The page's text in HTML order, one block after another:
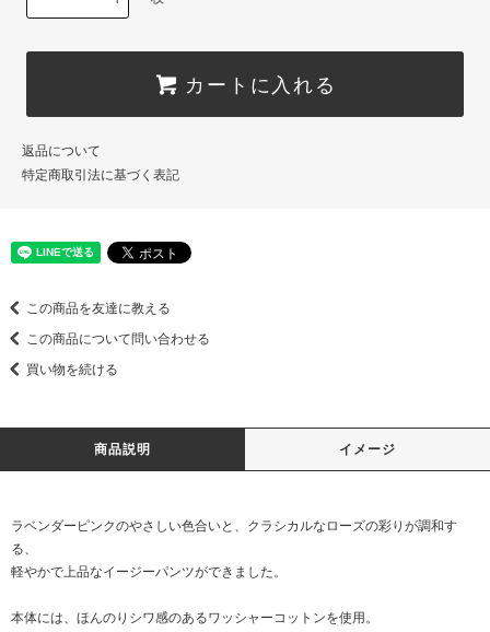
カートに入れる
返品について
特定商取引法に基づく表記
この商品を友達に教える
この商品について問い合わせる
買い物を続ける
商品説明 イメージ
ラベンダーピンクのやさしい色合いと、クラシカルなローズの彩りが調和す
る、
軽やかで上品なイージーパンツができました。
本体には、ほんのりシワ感のあるワッシャーコットンを使用。